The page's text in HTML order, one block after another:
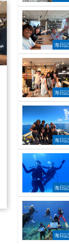
海日記
海日記
海日記
海日記
海日記